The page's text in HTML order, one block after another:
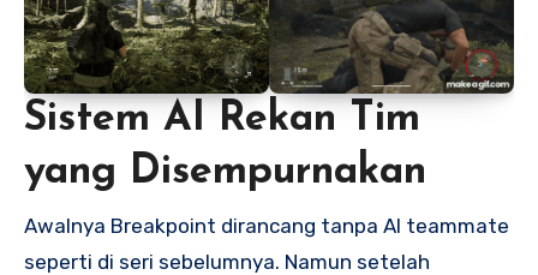
Sistem AI Rekan Tim
yang Disempurnakan
Awalnya Breakpoint dirancang tanpa AI teammate
seperti di seri sebelumnya. Namun setelah